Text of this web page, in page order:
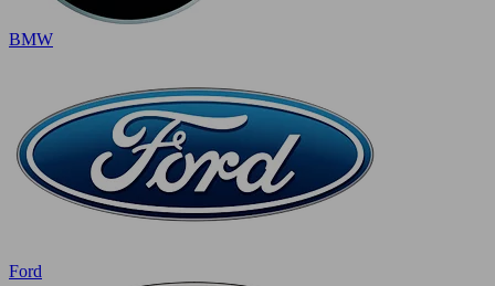
BMW
Ford